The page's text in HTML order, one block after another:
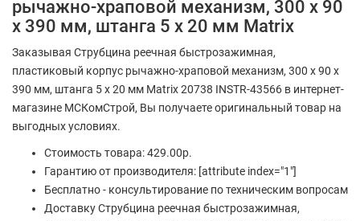
рычажно-храповой механизм, 300 х 90
х 390 мм, штанга 5 х 20 мм Matrix
Заказывая Струбцина реечная быстрозажимная,
пластиковый корпус рычажно-храповой механизм, 300 х 90 х
390 мм, штанга 5 х 20 мм Matrix 20738 INSTR-43566 в интернет-
магазине МСКомСтрой, Вы получаете оригинальный товар на
выгодных условиях.
Стоимость товара: 429.00р.
Гарантию от производителя: [attribute index="1"]
Бесплатно - консультирование по техническим вопросам
Доставку Струбцина реечная быстрозажимная,